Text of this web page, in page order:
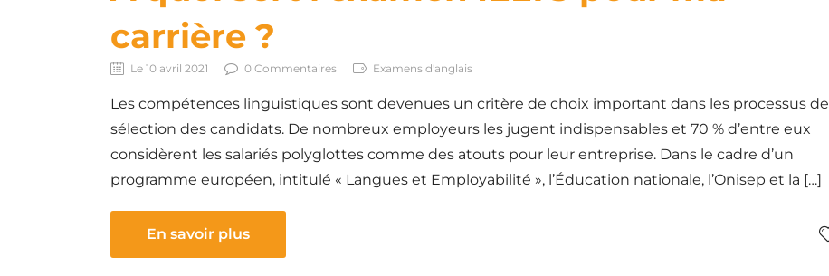
carrière ?
Le 10 avril 2021 0 Commentaires Examens d'anglais
Les compétences linguistiques sont devenues un critère de choix important dans les processus de
sélection des candidats. De nombreux employeurs les jugent indispensables et 70 % d’entre eux
considèrent les salariés polyglottes comme des atouts pour leur entreprise. Dans le cadre d’un
programme européen, intitulé « Langues et Employabilité », l’Éducation nationale, l’Onisep et la […]
En savoir plus